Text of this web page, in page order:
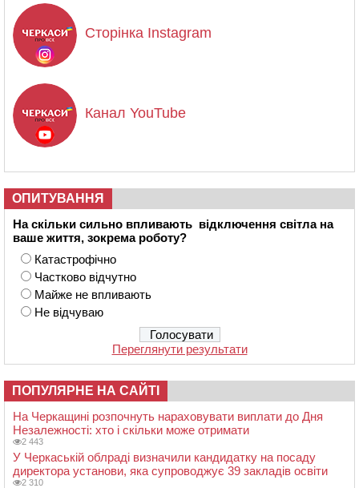
Сторінка Instagram
Канал YouTube
ОПИТУВАННЯ
На скільки сильно впливають відключення світла на
ваше життя, зокрема роботу?
Катастрофічно
Частково відчутно
Майже не впливають
Не відчуваю
Переглянути результати
ПОПУЛЯРНЕ НА САЙТІ
На Черкащині розпочнуть нараховувати виплати до Дня
Незалежності: хто і скільки може отримати
2 443
У Черкаській облраді визначили кандидатку на посаду
директора установи, яка супроводжує 39 закладів освіти
2 310